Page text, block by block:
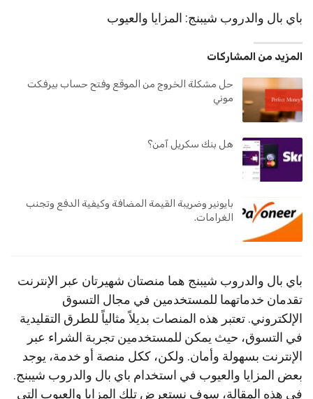
باي بال والدروب شيبنج: المزايا والعيوب
المزيد من المشاركات
حل مشكلة الخروج من الموقع وفتح حساب بيرفكت
موني
هل بنك سكريل آمن؟
بايونير وضريبة القيمة المضافة وكيفية الدفع وتجنب
الغرامات.
باي بال والدروب شيبنج هما منصتان شهيرتان عبر الإنترنت
تقدمان خدماتهما للمستخدمين في مجال التسوق
الإلكتروني. تعتبر هذه المنصات بديلاً مثالياً للطرق التقليدية
في التسوق، حيث يمكن للمستخدمين تجربة الشراء عبر
الإنترنت بسهولة وأمان. ولكن، ككل منصة أو خدمة، يوجد
بعض المزايا والعيوب في استخدام باي بال والدروب شيبنج.
في هذه المقالة، سوف نستعرض تلك المزايا والعيوب التي